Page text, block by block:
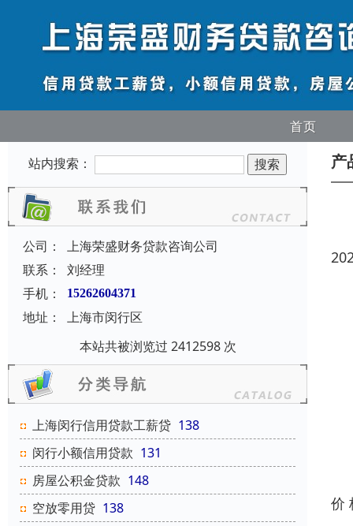
首页
站内搜索：
公司：
上海荣盛财务贷款咨询公司
联系：
刘经理
手机：
15262604371
地址：
上海市闵行区
本站共被浏览过 2412598 次
上海闵行信用贷款工薪贷 138
闵行小额信用贷款 131
房屋公积金贷款 148
空放零用贷 138
产
价